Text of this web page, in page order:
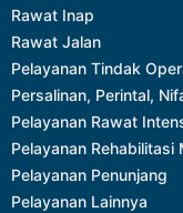
Rawat Inap
Rawat Jalan
Pelayanan Tindak
Persalinan, Perintal,
Pelayanan Rawat
Pelayanan Rehabilitasi
Pelayanan Penunjang
Pelayanan Lainnya